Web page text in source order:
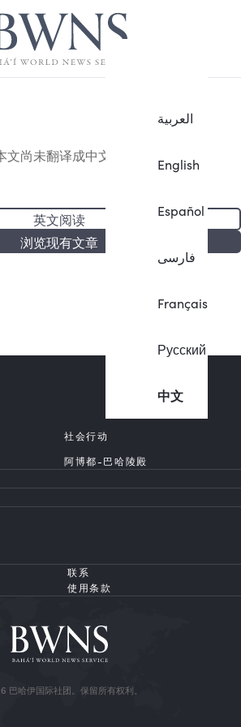
العربية
English
Español
فارسی
Français
Русский
中文
文尚未翻译成中文。
英文阅读
浏览现有文章
社会行动
阿博都-巴哈陵殿
联系
使用条款
巴哈伊国际社团。保留所有权利。